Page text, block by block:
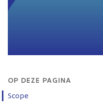
OP DEZE PAGINA
Scope